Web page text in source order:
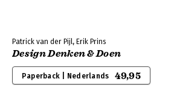
Patrick van der Pijl, Erik Prins
Design Denken & Doen
Paperback | Nederlands 49,95